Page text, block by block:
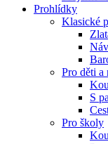
Prohlídky
Klasické
Pro děti a
S
Pro školy